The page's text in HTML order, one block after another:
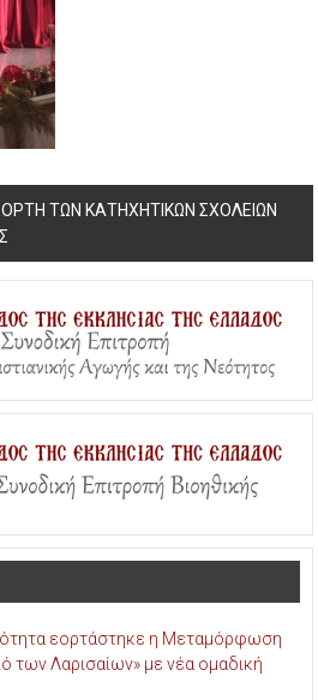
ΤΩΝ ΚΑΤΗΧΗΤΙΚΩΝ ΣΧΟΛΕΙΩΝ
εορτάστηκε η Μεταμόρφωση
των Λαρισαίων» με νέα ομαδική